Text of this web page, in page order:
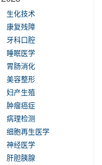
生化技术
康复残障
牙科口腔
睡眠医学
胃肠消化
美容整形
妇产生殖
肿瘤癌症
病理检测
细胞再生医学
神经医学
肝胆胰腺